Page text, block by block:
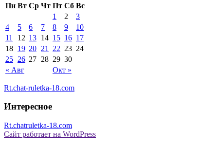
Пн Вт Ср Чт Пт Сб Вс
« Авг Окт »
1 2
3
4
5 6 7 8 9
10
11
12 13 14 15 16 17
18 19 20 21 22 23 24
25 26 27 28 29 30
Rt.chat-ruletka-18.com
Интересное
Rt.chatruletka-18.com
Сайт работает на WordPress